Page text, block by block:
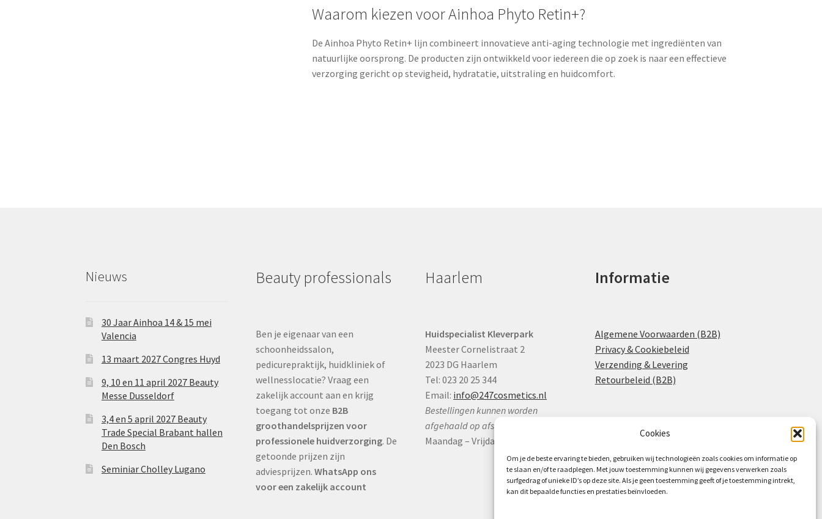
Cookies
Om je de beste ervaring te bieden, gebruiken wij technologieën zoals cookies om informatie op
te slaan en/of te raadplegen. Met jouw toestemming kunnen wij gegevens verwerken zoals
surfgedrag of unieke ID’s op deze site. Als je geen toestemming geeft of je toestemming intrekt,
kan dit bepaalde functies en prestaties beïnvloeden.
Waarom kiezen voor Ainhoa Phyto Retin+?
De Ainhoa Phyto Retin+ lijn combineert innovatieve anti-aging technologie met ingrediënten van
natuurlijke oorsprong. De producten zijn ontwikkeld voor iedereen die op zoek is naar een effectieve
verzorging gericht op stevigheid, hydratatie, uitstraling en huidcomfort.
Nieuws
30 Jaar Ainhoa 14 & 15 mei
Valencia
13 maart 2027 Congres Huyd
9, 10 en 11 april 2027 Beauty
Messe Dusseldorf
3,4 en 5 april 2027 Beauty
Trade Special Brabant hallen
Den Bosch
Seminiar Cholley Lugano
Beauty professionals
Ben je eigenaar van een
schoonheidssalon,
pedicurepraktijk, huidkliniek of
wellnesslocatie? Vraag een
zakelijk account aan en krijg
toegang tot onze B2B
groothandelsprijzen voor
professionele huidverzorging. De
getoonde prijzen zijn
adviesprijzen. WhatsApp ons
voor een zakelijk account
Haarlem
Huidspecialist Kleverpark
Meester Cornelistraat 2
2023 DG Haarlem
Tel: 023 20 25 344
Email: info@247cosmetics.nl
Bestellingen kunnen worden
afgehaald op afspraak:
Maandag – Vrijdag:
Informatie
Algemene Voorwaarden (B2B)
Privacy & Cookiebeleid
Verzending & Levering
Retourbeleid (B2B)